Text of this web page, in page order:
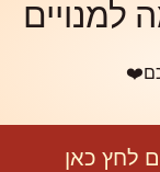
לחץ כאן